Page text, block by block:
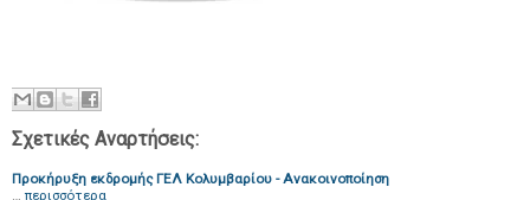
Σχετικές Αναρτήσεις:
Προκήρυξη εκδρομής ΓΕΛ Κολυμβαρίου - Ανακοινοποίηση
… περισσότερα